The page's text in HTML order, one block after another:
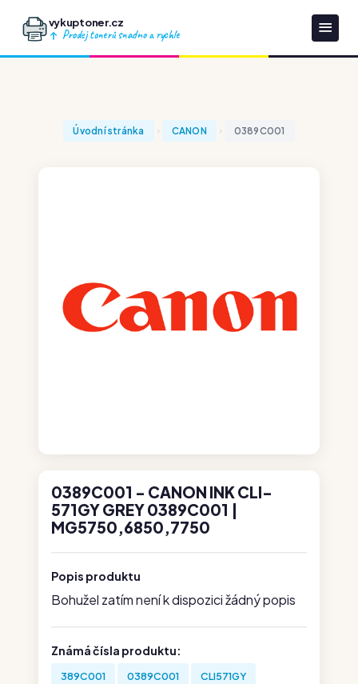
vykuptoner.cz
Prodej tonerů snadno a rychle
Úvodní stránka CANON 0389C001
0389C001 - CANON INK CLI-
571GY GREY 0389C001 |
MG5750,6850,7750
Popis produktu
Bohužel zatím není k dispozici žádný popis
Známá čísla produktu:
389C001 0389C001 CLI571GY